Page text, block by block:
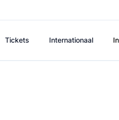
Tickets Internationaal